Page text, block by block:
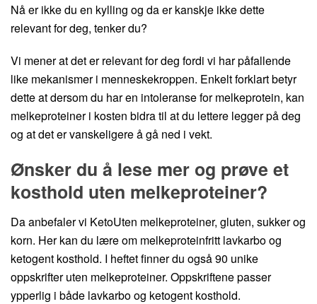
Nå er ikke du en kylling og da er kanskje ikke dette
relevant for deg, tenker du?
Vi mener at det er relevant for deg fordi vi har påfallende
like mekanismer i menneskekroppen. Enkelt forklart betyr
dette at dersom du har en intoleranse for melkeprotein, kan
melkeproteiner i kosten bidra til at du lettere legger på deg
og at det er vanskeligere å gå ned i vekt.
Ønsker du å lese mer og prøve et
kosthold uten melkeproteiner?
Da anbefaler vi KetoUten melkeproteiner, gluten, sukker og
korn. Her kan du lære om melkeproteinfritt lavkarbo og
ketogent kosthold. I heftet finner du også 90 unike
oppskrifter uten melkeproteiner. Oppskriftene passer
ypperlig i både lavkarbo og ketogent kosthold.